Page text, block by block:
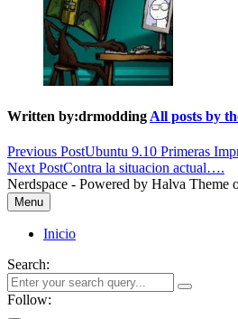
Written by:drmodding All posts by
Navegación
de
entradas
Previous PostUbuntu 9.10 Primeras
Next PostContra la situacion actual….
Nerdspace - Powered by Halva Theme
Menu
Inicio
Search:
Follow: